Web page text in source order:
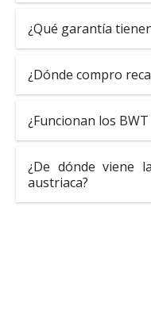
¿Qué garantía
¿Dónde compro
¿Funcionan los
¿De dónde viene
austriaca?